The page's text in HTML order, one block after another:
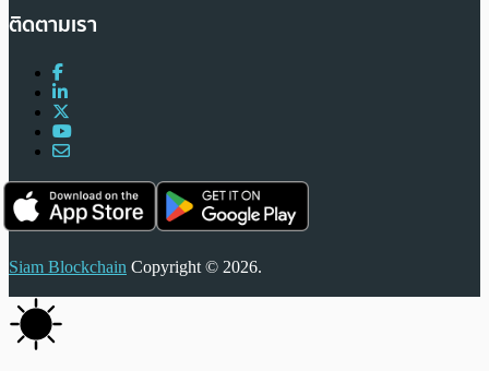
ติดตามเรา
Siam Blockchain Copyright © 2026.